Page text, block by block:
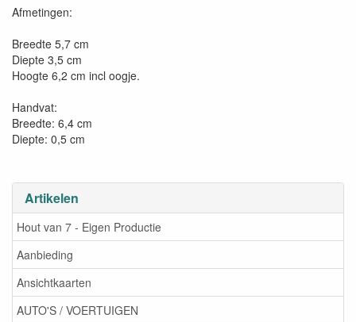
Artikelen
Hout van 7 - Eigen Productie
Aanbieding
Ansichtkaarten
AUTO'S / VOERTUIGEN
Afmetingen:
Breedte 5,7 cm
Diepte 3,5 cm
Hoogte 6,2 cm incl oogje.
Handvat:
Breedte: 6,4 cm
Diepte: 0,5 cm